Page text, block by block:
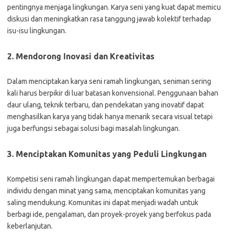
pentingnya menjaga lingkungan. Karya seni yang kuat dapat memicu
diskusi dan meningkatkan rasa tanggung jawab kolektif terhadap
isu-isu lingkungan.
2. Mendorong Inovasi dan Kreativitas
Dalam menciptakan karya seni ramah lingkungan, seniman sering
kali harus berpikir di luar batasan konvensional. Penggunaan bahan
daur ulang, teknik terbaru, dan pendekatan yang inovatif dapat
menghasilkan karya yang tidak hanya menarik secara visual tetapi
juga berfungsi sebagai solusi bagi masalah lingkungan.
3. Menciptakan Komunitas yang Peduli Lingkungan
Kompetisi seni ramah lingkungan dapat mempertemukan berbagai
individu dengan minat yang sama, menciptakan komunitas yang
saling mendukung. Komunitas ini dapat menjadi wadah untuk
berbagi ide, pengalaman, dan proyek-proyek yang berfokus pada
keberlanjutan.